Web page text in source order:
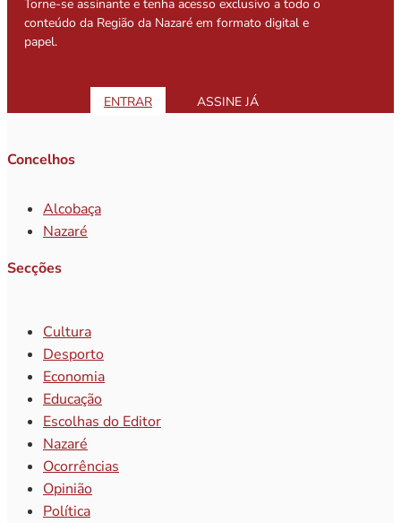
Torne-se assinante e tenha acesso exclusivo a todo o
conteúdo da Região da Nazaré em formato digital e
papel.
ENTRAR ASSINE JÁ
Concelhos
Alcobaça
Nazaré
Secções
Cultura
Desporto
Economia
Educação
Escolhas do Editor
Nazaré
Ocorrências
Opinião
Política